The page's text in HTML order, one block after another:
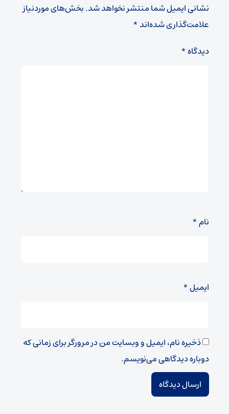
نشانی ایمیل شما منتشر نخواهد شد.بخش‌های موردنیاز
علامت‌گذاری شده‌اند*
دیدگاه*
نام*
ایمیل*
ذخیره نام، ایمیل و وبسایت من در مرورگر برای زمانی که
دوباره دیدگاهی می‌نویسم.